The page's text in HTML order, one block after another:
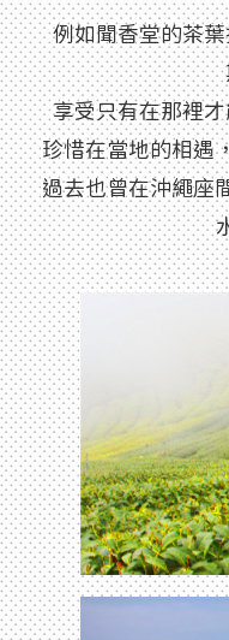
例如聞香堂的茶
享受只有在那裡
珍惜在當地的相遇
過去也曾在沖繩座